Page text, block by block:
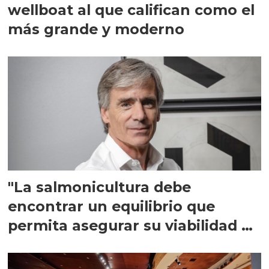
wellboat al que califican como el
más grande y moderno
"La salmonicultura debe
encontrar un equilibrio que
permita asegurar su viabilidad de